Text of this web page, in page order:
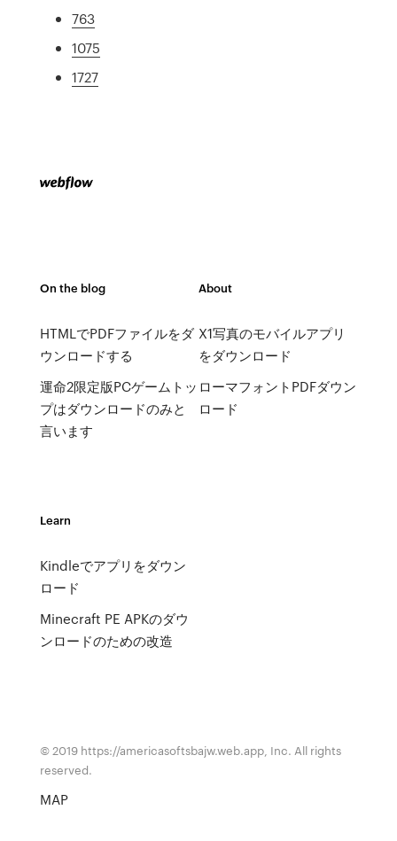
763
1075
1727
On the blog
HTMLでPDFファイルをダ
ウンロードする
運命2限定版PCゲームトッ
プはダウンロードのみと
言います
About
X1写真のモバイルアプリ
をダウンロード
ローマフォントPDFダウン
ロード
Learn
Kindleでアプリをダウン
ロード
Minecraft PE APKのダウ
ンロードのための改造
© 2019 https://americasoftsbajw.web.app, Inc. All rights
reserved.
MAP